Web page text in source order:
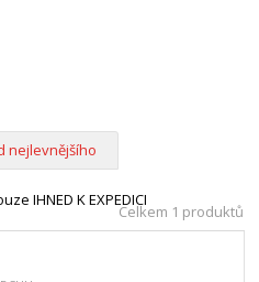
nejlevnějšího
IHNED K EXPEDICI
Celkem 1 produktů